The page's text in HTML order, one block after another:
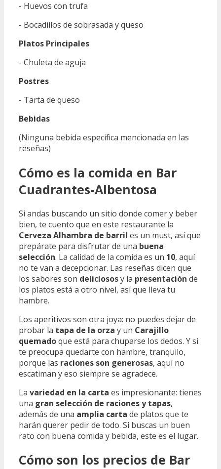
- Huevos con trufa
- Bocadillos de sobrasada y queso
Platos Principales
- Chuleta de aguja
Postres
- Tarta de queso
Bebidas
(Ninguna bebida específica mencionada en las
reseñas)
Cómo es la comida en Bar
Cuadrantes-Albentosa
Si andas buscando un sitio donde comer y beber
bien, te cuento que en este restaurante la
Cerveza Alhambra de barril es un must, así que
prepárate para disfrutar de una buena
selección. La calidad de la comida es un 10, aquí
no te van a decepcionar. Las reseñas dicen que
los sabores son deliciososy la presentación de
los platos está a otro nivel, así que lleva tu
hambre.
Los aperitivos son otra joya: no puedes dejar de
probar la tapa de la orza y un Carajillo
quemadoque está para chuparse los dedos. Y si
te preocupa quedarte con hambre, tranquilo,
porque las raciones son generosas, aquí no
escatiman y eso siempre se agradece.
La variedad en la carta es impresionante: tienes
una gran selección de raciones y tapas,
además de una amplia carta de platos que te
harán querer pedir de todo. Si buscas un buen
rato con buena comida y bebida, este es el lugar.
Cómo son los precios de Bar